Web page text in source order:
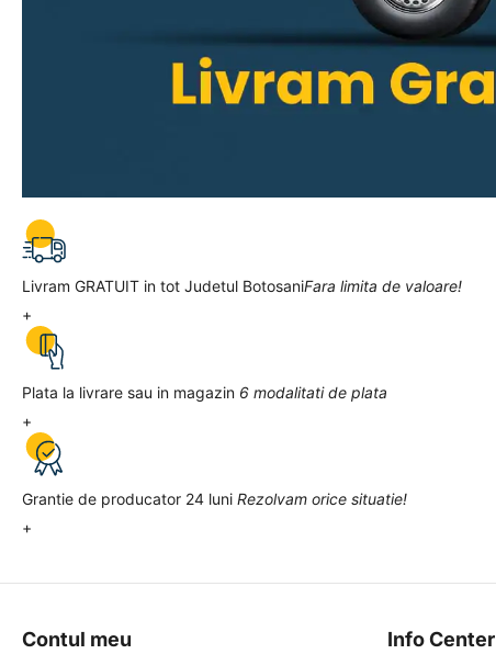
Livram GRATUIT in tot Judetul BotosaniFara limita de valoare!
+
Plata la livrare sau in magazin 6 modalitati de plata
+
Grantie de producator 24 luni Rezolvam orice situatie!
+
Contul meu Info Center